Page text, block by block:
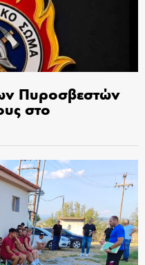
Πυροσβεστών
στο